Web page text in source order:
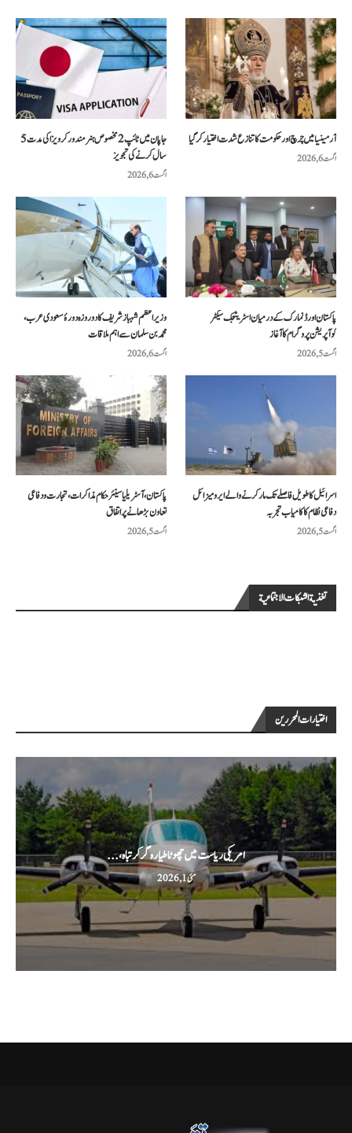
جاپان میں ٹائپ 2 مخصوص ہنر مند ورکر ویزا کی مدت 5
سال کرنے کی تجویز
اگست 6, 2026
آرمینیا میں چرچ اور حکومت کا تنازع شدت اختیار کر گیا
اگست 6, 2026
وزیراعظم شہباز شریف کا دو روزہ دورۂ سعودی عرب،
محمد بن سلمان سے اہم ملاقات
اگست 6, 2026
پاکستان اور ڈنمارک کے درمیان اسٹریٹجک سیکٹر
کوآپریشن پروگرام کا آغاز
اگست 5, 2026
پاکستان، آسٹریلیا سینئر حکام مذاکرات، تجارت و دفاعی
تعاون بڑھانے پر اتفاق
اگست 5, 2026
اسرائیل کا طویل فاصلے تک مار کرنے والے ایرو میزائل
دفاعی نظام کا کامیاب تجربہ
اگست 5, 2026
تغذية الشبكات الاجتماعية
اختيارات المحررين
امریکی ریاست میں چھوٹا طیارہ گر کر تباہ،...
مئی 1, 2026